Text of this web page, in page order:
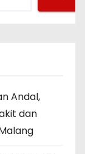
Andal,
dan